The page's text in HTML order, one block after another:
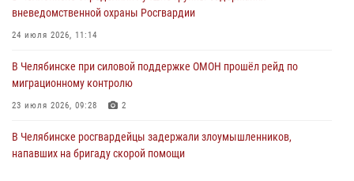
вневедомственной охраны Росгвардии
24 июля 2026, 11:14
В Челябинске при силовой поддержке ОМОН прошёл рейд по
миграционному контролю
23 июля 2026, 09:28 2
В Челябинске росгвардейцы задержали злоумышленников,
напавших на бригаду скорой помощи